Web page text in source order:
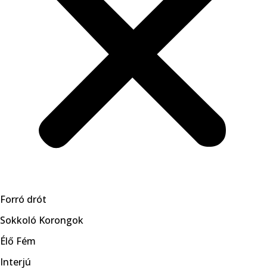
Forró drót
Sokkoló Korongok
Élő Fém
Interjú